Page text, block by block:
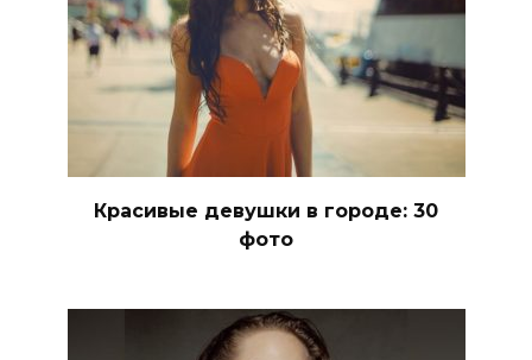
Красивые девушки в городе: 30
фото